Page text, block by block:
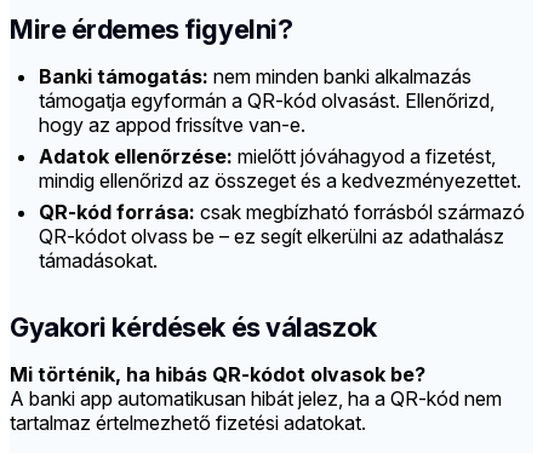
Mire érdemes figyelni?
Banki támogatás: nem minden banki alkalmazás
támogatja egyformán a QR-kód olvasást. Ellenőrizd,
hogy az appod frissítve van-e.
Adatok ellenőrzése: mielőtt jóváhagyod a fizetést,
mindig ellenőrizd az összeget és a kedvezményezettet.
QR-kód forrása: csak megbízható forrásból származó
QR-kódot olvass be – ez segít elkerülni az adathalász
támadásokat.
Gyakori kérdések és válaszok
Mi történik, ha hibás QR-kódot olvasok be?
A banki app automatikusan hibát jelez, ha a QR-kód nem
tartalmaz értelmezhető fizetési adatokat.